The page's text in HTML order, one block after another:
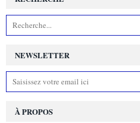
NEWSLETTER
À PROPOS